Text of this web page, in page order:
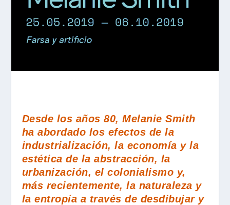
Desde los años 80, Melanie Smith
ha abordado los efectos de la
industrialización, la economía y la
estética de la abstracción, la
urbanización, el colonialismo y,
más recientemente, la naturaleza y
la entropía a través de desdibujar y